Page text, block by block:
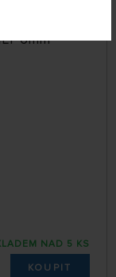
6mm
NAD 5 KS
KOUPIT